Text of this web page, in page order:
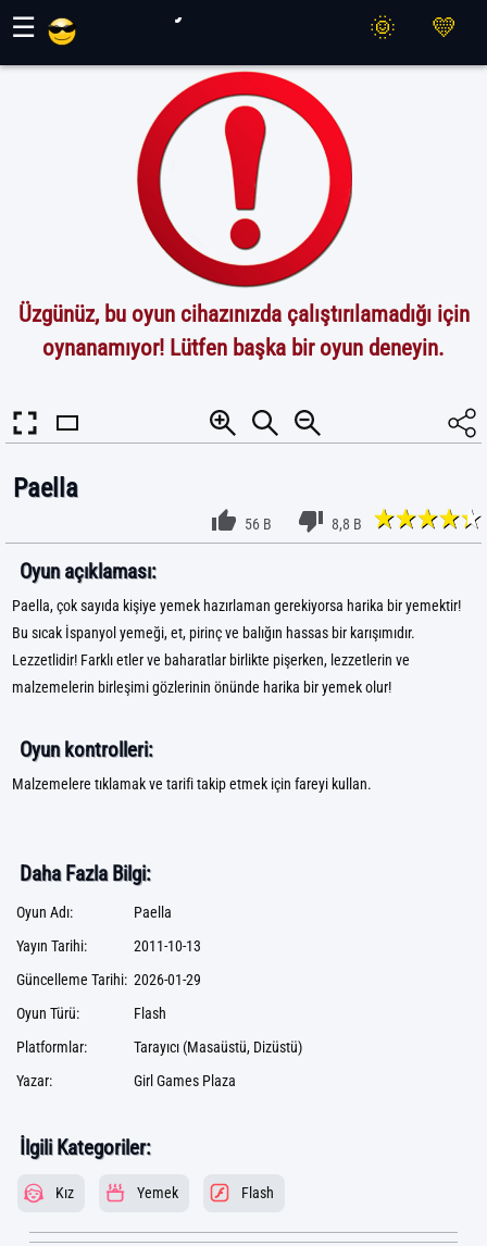
☰
Üzgünüz, bu oyun cihazınızda çalıştırılamadığı için
oynanamıyor! Lütfen başka bir oyun deneyin.
Paella
56 B 8,8 B
Oyun açıklaması:
Paella, çok sayıda kişiye yemek hazırlaman gerekiyorsa harika bir yemektir!
Bu sıcak İspanyol yemeği, et, pirinç ve balığın hassas bir karışımıdır.
Lezzetlidir! Farklı etler ve baharatlar birlikte pişerken, lezzetlerin ve
malzemelerin birleşimi gözlerinin önünde harika bir yemek olur!
Oyun kontrolleri:
Malzemelere tıklamak ve tarifi takip etmek için fareyi kullan.
Daha Fazla Bilgi:
Oyun Adı:
Paella
Yayın Tarihi:
2011-10-13
Güncelleme Tarihi: 2026-01-29
Oyun Türü:
Flash
Platformlar:
Tarayıcı (Masaüstü, Dizüstü)
Yazar:
Girl Games Plaza
İlgili Kategoriler:
Kız Yemek Flash